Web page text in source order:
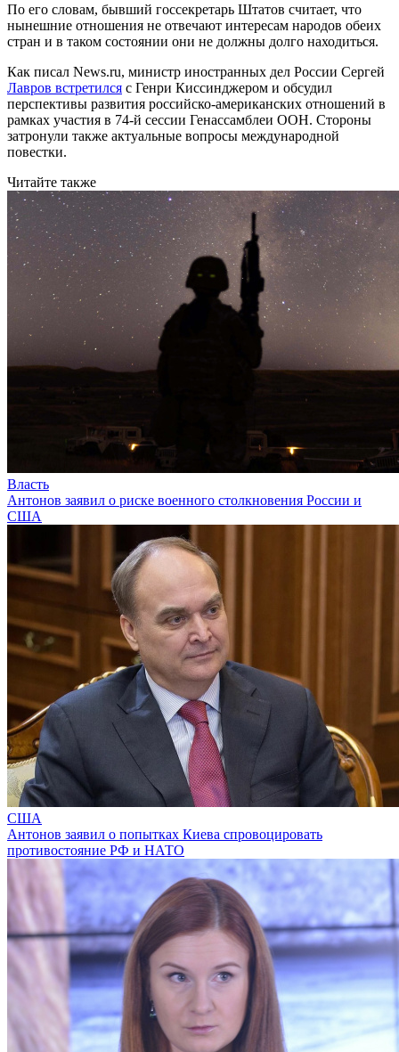
По его словам, бывший госсекретарь Штатов считает, что
нынешние отношения не отвечают интересам народов обеих
стран и в таком состоянии они не должны долго находиться.
Как писал News.ru, министр иностранных дел России Сергей
Лавров встретился с Генри Киссинджером и обсудил
перспективы развития российско-американских отношений в
рамках участия в 74-й сессии Генассамблеи ООН. Стороны
затронули также актуальные вопросы международной
повестки.
Читайте также
Власть
Антонов заявил о риске военного столкновения России и
США
США
Антонов заявил о попытках Киева спровоцировать
противостояние РФ и НАТО